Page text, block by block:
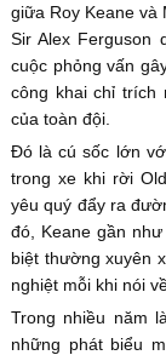
giữa Roy Keane và
Sir Alex Ferguson
cuộc phỏng vấn
công khai chỉ trích
của toàn đội.
Đó là cú sốc lớn
trong xe khi rời
yêu quý đẩy ra
đó, Keane gần
biệt thường xuyên
nghiệt mỗi khi nói
Trong nhiều năm
những phát biểu